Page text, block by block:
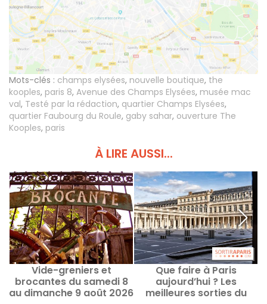
Mots-clés : champs elysées, nouvelle boutique, the
kooples, paris 8, Avenue des Champs Elysées, musée mac
val, Testé par la rédaction, quartier Champs Elysées,
quartier Faubourg du Roule, gaby sahar, ouverture The
Kooples, paris
À LIRE AUSSI...
Vide-greniers et
brocantes du samedi 8
au dimanche 9 août 2026
Que faire à Paris
aujourd’hui ? Les
meilleures sorties du